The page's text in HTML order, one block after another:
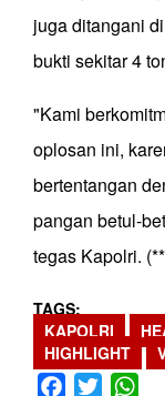
juga ditangani
bukti sekitar 4
"Kami
oplosan ini,
bertentangan
pangan betul-
tegas Kapolri.
TAGS
KAPOLRI
HIGHLIGHT
Facebook
Twitter